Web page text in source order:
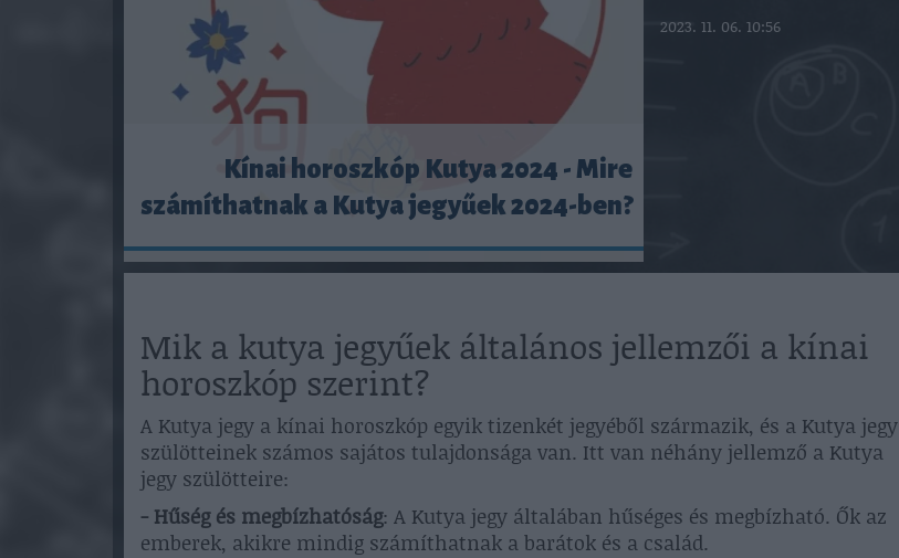
Kínai horoszkóp Kutya 2024 - Mire
számíthatnak a Kutya jegyűek 2024-ben?
2023. 11. 06. 10:56
Mik a kutya jegyűek általános jellemzői a kínai
horoszkóp szerint?
A Kutya jegy a kínai horoszkóp egyik tizenkét jegyéből származik, és a Kutya jegy
szülötteinek számos sajátos tulajdonsága van. Itt van néhány jellemző a Kutya
jegy szülötteire:
- Hűség és megbízhatóság: A Kutya jegy általában hűséges és megbízható. Ők az
emberek, akikre mindig számíthatnak a barátok és a család.